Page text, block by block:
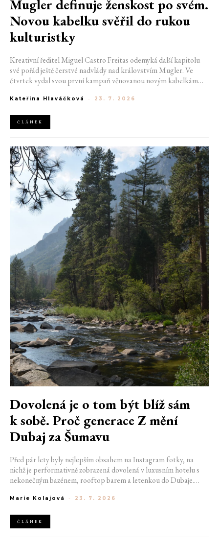
Mugler definuje ženskost po svém.
Novou kabelku svěřil do rukou
kulturistky
Kreativní ředitel Miguel Castro Freitas odemyká další kapitolu
své pořád ještě čerstvé nadvlády nad královstvím Mugler. Ve
čtvrtek vydal svou první kampaň věnovanou novým kabelkám
do módního domu dorazil. Umně mísí výrazy minulosti a dávných
Kateřina Hlaváčková - 23. 7. 2026
ČLÁNEK
Dovolená je o tom být blíž sám
k sobě. Proč generace Z mění
Dubaj za Šumavu
Před pár lety byly nejlepším obsahem na Instagram fotky, na
nichž je performativně zobrazená dovolená v luxusním hotelu s
nekonečným bazénem, rooftop barem a letenkou do Dubaje.
horách. Ranní koupání v lomu. Výlet vlakem na Šumavu.
Marie Kolajová - 23. 7. 2026
ČLÁNEK